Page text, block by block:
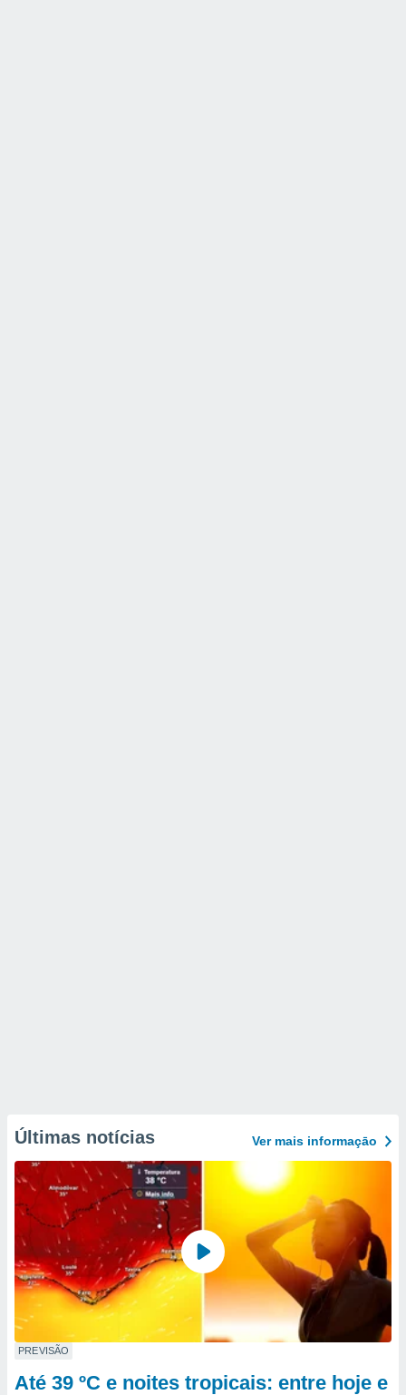
Últimas notícias Ver mais informaçāo
PREVISÃO
Até 39 ºC e noites tropicais: entre hoje e